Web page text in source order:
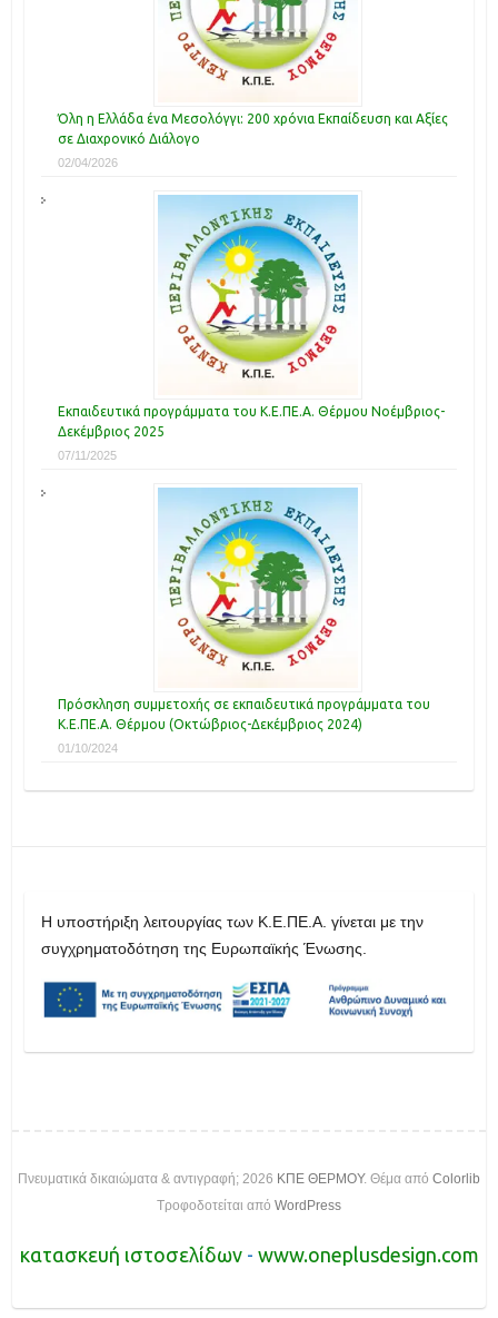
Όλη η Ελλάδα ένα Μεσολόγγι: 200 χρόνια Εκπαίδευση και Αξίες
σε Διαχρονικό Διάλογο
02/04/2026
Εκπαιδευτικά προγράμματα του Κ.Ε.ΠΕ.Α. Θέρμου Νοέμβριος-
Δεκέμβριος 2025
07/11/2025
Πρόσκληση συμμετοχής σε εκπαιδευτικά προγράμματα του
Κ.Ε.ΠΕ.Α. Θέρμου (Οκτώβριος-Δεκέμβριος 2024)
01/10/2024
H υποστήριξη λειτουργίας των Κ.Ε.ΠΕ.Α. γίνεται με την
συγχρηματοδότηση της Ευρωπαϊκής Ένωσης.
Πνευματικά δικαιώματα & αντιγραφή; 2026 ΚΠΕ ΘΕΡΜΟΥ. Θέμα από Colorlib
Τροφοδοτείται από WordPress
κατασκευή ιστοσελίδων - www.oneplusdesign.com